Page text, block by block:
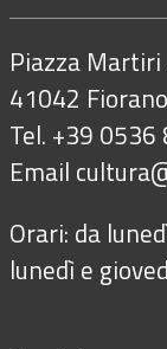
Piazza
41042
Tel. +39 0536
Email
Orari: da
lunedì e